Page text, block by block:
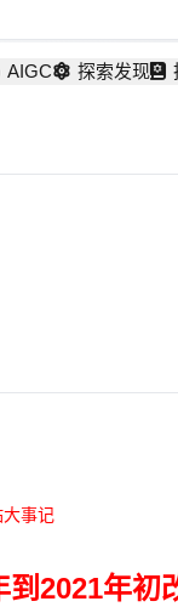
AIGC 探索发现
大事记
2021年初